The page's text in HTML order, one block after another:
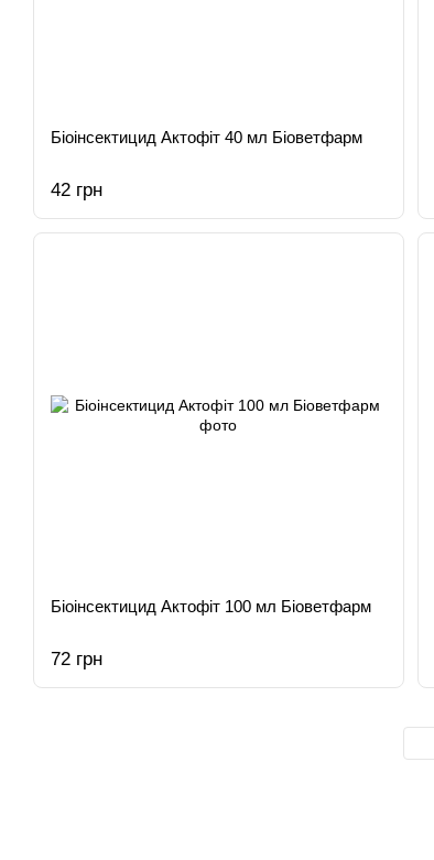
Біоінсектицид Актофіт 40 мл Біоветфарм
42 грн
Біоінсектицид Актофіт 100 мл Біоветфарм
72 грн